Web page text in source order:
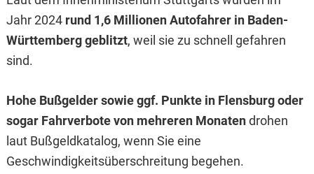
Jahr 2024 rund 1,6 Millionen Autofahrer in Baden-
Württemberg geblitzt, weil sie zu schnell gefahren
sind.
Hohe Bußgelder sowie ggf. Punkte in Flensburg oder
sogar Fahrverbote von mehreren Monatendrohen
laut Bußgeldkatalog, wenn Sie eine
Geschwindigkeitsüberschreitung begehen.